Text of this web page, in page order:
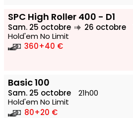
Sam. 25 octobre 26 octobre
SPC High Roller 400 - D1
Hold'em No Limit
360+40 €
Sam. 25 octobre 21h00
Basic 100
Hold'em No Limit
80+20 €